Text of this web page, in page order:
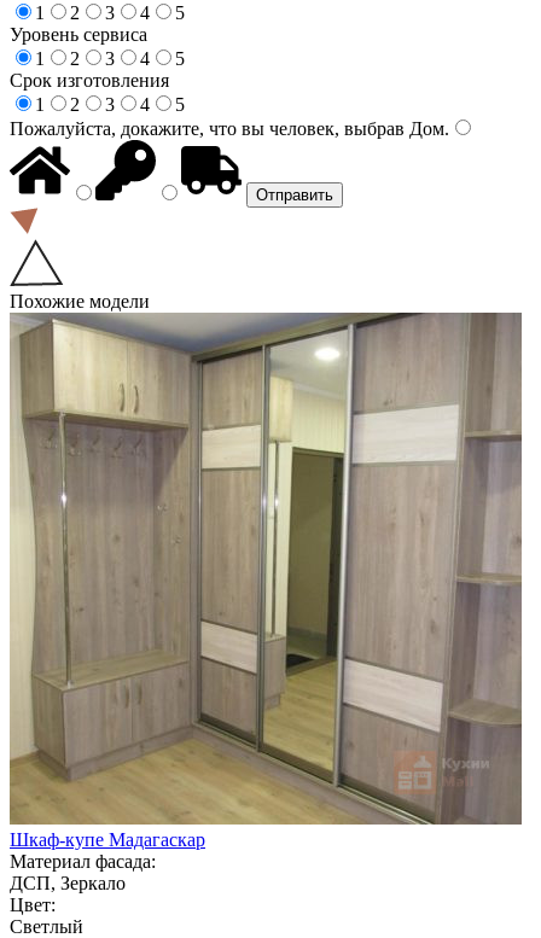
1
2 3 4
5
Уровень сервиса
1
2 3 4
5
Срок изготовления
1
2 3 4
5
Пожалуйста, докажите, что вы человек, выбрав Дом.
Похожие модели
Шкаф-купе Мадагаскар
Материал фасада:
ДСП, Зеркало
Цвет:
Светлый